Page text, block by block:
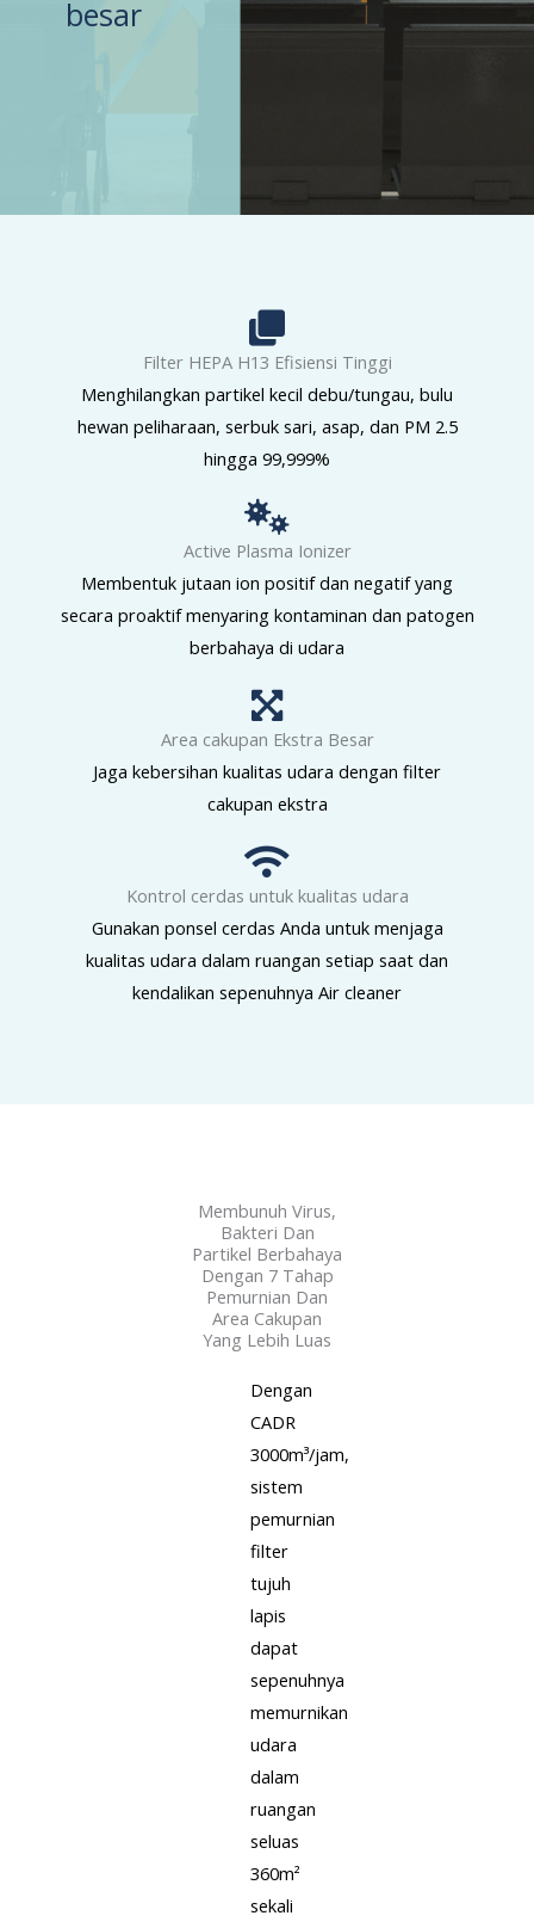
besar
Filter HEPA H13 Efisiensi Tinggi
Menghilangkan partikel kecil debu/tungau, bulu
hewan peliharaan, serbuk sari, asap, dan PM 2.5
hingga 99,999%
Active Plasma Ionizer
Membentuk jutaan ion positif dan negatif yang
secara proaktif menyaring kontaminan dan patogen
berbahaya di udara
Area cakupan Ekstra Besar
Jaga kebersihan kualitas udara dengan filter
cakupan ekstra
Kontrol cerdas untuk kualitas udara
Gunakan ponsel cerdas Anda untuk menjaga
kualitas udara dalam ruangan setiap saat dan
kendalikan sepenuhnya Air cleaner
Membunuh Virus,
Bakteri Dan
Partikel Berbahaya
Dengan 7 Tahap
Pemurnian Dan
Area Cakupan
Yang Lebih Luas​
Dengan
CADR
3000m³/jam,
sistem
pemurnian
filter
tujuh
lapis
dapat
sepenuhnya
memurnikan
udara
dalam
ruangan
seluas
360m²
sekali